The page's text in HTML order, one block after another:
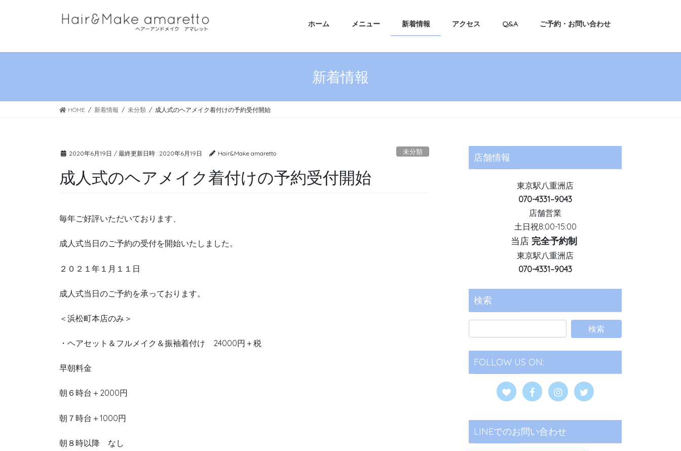
キ
に
ホーム メニュー 新着情報 アクセス Q&A ご予約・お問い合わせ
新着情報
HOME 新着情報 未分類 成人式のヘアメイク着付けの予約受付開始
2020年6月19日 / 最終更新日時 : 2020年6月19日 Hair&Make amaretto 未分類
成人式のヘアメイク着付けの予約受付開始
毎年ご好評いただいております、
成人式当日のご予約の受付を開始いたしました。
２０２１年１月１１日
成人式当日のご予約を承っております。
＜浜松町本店のみ＞
・ヘアセット＆フルメイク＆振袖着付け 24000円＋税
早朝料金
朝６時台＋2000円
朝７時台＋1000円
朝８時以降 なし
店舗情報
東京駅八重洲店
070-4331–9043
店舗営業
土日祝8:00-15:00
当店 完全予約制
東京駅八重洲店
070-4331–9043
検索
FOLLOW US ON:
LINEでのお問い合わせ